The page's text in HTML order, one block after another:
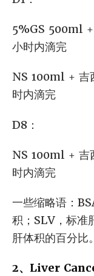
5%GS 500ml
小时内滴完
NS 100ml +
时内滴完
D8：
NS 100ml +
时内滴完
一些缩略语：
积；SLV，标准
肝体积的百分比。
2、Liver